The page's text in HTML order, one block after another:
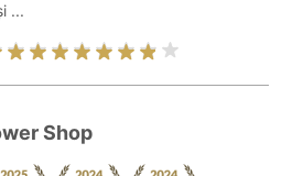
...
Shop